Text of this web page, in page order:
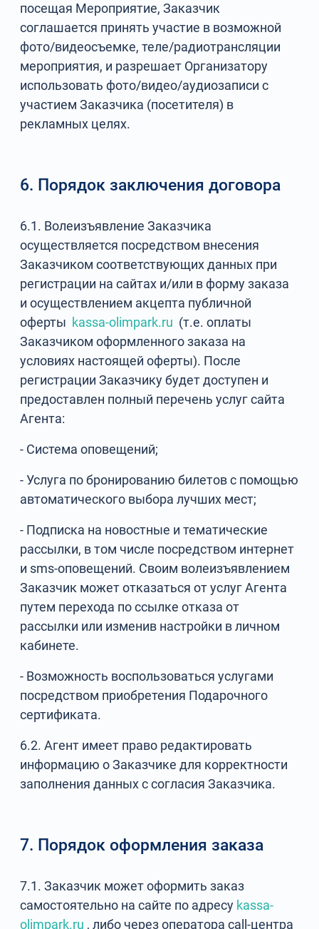
посещая Мероприятие, Заказчик
соглашается принять участие в возможной
фото/видеосъемке, теле/радиотрансляции
мероприятия, и разрешает Организатору
использовать фото/видео/аудиозаписи с
участием Заказчика (посетителя) в
рекламных целях.
6. Порядок заключения договора
6.1. Волеизъявление Заказчика
осуществляется посредством внесения
Заказчиком соответствующих данных при
регистрации на сайтах и/или в форму заказа
и осуществлением акцепта публичной
оферты kassa-olimpark.ru (т.е. оплаты
Заказчиком оформленного заказа на
условиях настоящей оферты). После
регистрации Заказчику будет доступен и
предоставлен полный перечень услуг сайта
Агента:
- Система оповещений;
- Услуга по бронированию билетов с помощью
автоматического выбора лучших мест;
- Подписка на новостные и тематические
рассылки, в том числе посредством интернет
и sms-оповещений. Своим волеизъявлением
Заказчик может отказаться от услуг Агента
путем перехода по ссылке отказа от
рассылки или изменив настройки в личном
кабинете.
- Возможность воспользоваться услугами
посредством приобретения Подарочного
сертификата.
6.2. Агент имеет право редактировать
информацию о Заказчике для корректности
заполнения данных с согласия Заказчика.
7. Порядок оформления заказа
7.1. Заказчик может оформить заказ
самостоятельно на сайте по адресу kassa-
olimpark.ru , либо через оператора call-центра